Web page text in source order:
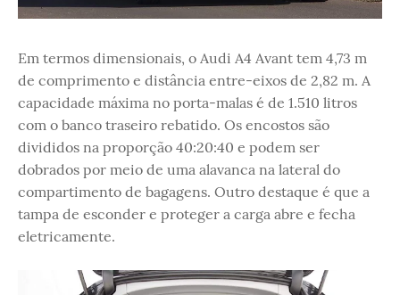
Em termos dimensionais, o Audi A4 Avant tem 4,73 m
de comprimento e distância entre-eixos de 2,82 m. A
capacidade máxima no porta-malas é de 1.510 litros
com o banco traseiro rebatido. Os encostos são
divididos na proporção 40:20:40 e podem ser
dobrados por meio de uma alavanca na lateral do
compartimento de bagagens. Outro destaque é que a
tampa de esconder e proteger a carga abre e fecha
eletricamente.